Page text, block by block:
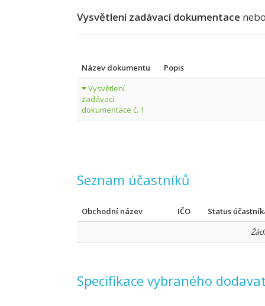
Vysvětlení zadávací dokumentace
Název dokumentu
Popis
Vysvětlení
zadávací
dokumentace č. 1
Seznam účastníků
Obchodní název IČO
Status
Specifikace vybraného